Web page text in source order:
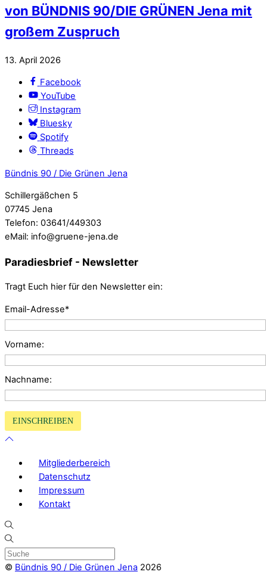
von BÜNDNIS 90/DIE GRÜNEN Jena mit
großem Zuspruch
13. April 2026
Facebook
YouTube
Instagram
Bluesky
Spotify
Threads
Bündnis 90 / Die Grünen Jena
Schillergäßchen 5
07745 Jena
Telefon: 03641/449303
eMail: info@gruene-jena.de
Paradiesbrief - Newsletter
Tragt Euch hier für den Newsletter ein:
Email-Adresse*
Vorname:
Nachname:
Mitgliederbereich
Datenschutz
Impressum
Kontakt
© Bündnis 90 / Die Grünen Jena 2026